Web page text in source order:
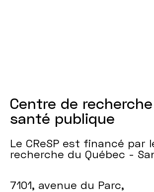
Centre de
santé publique
Le CReSP est financé par
recherche du Québec -
7101, avenue du Parc,